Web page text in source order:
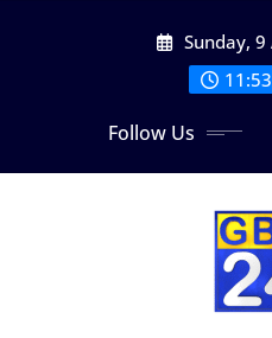
Sunday,
Follow Us